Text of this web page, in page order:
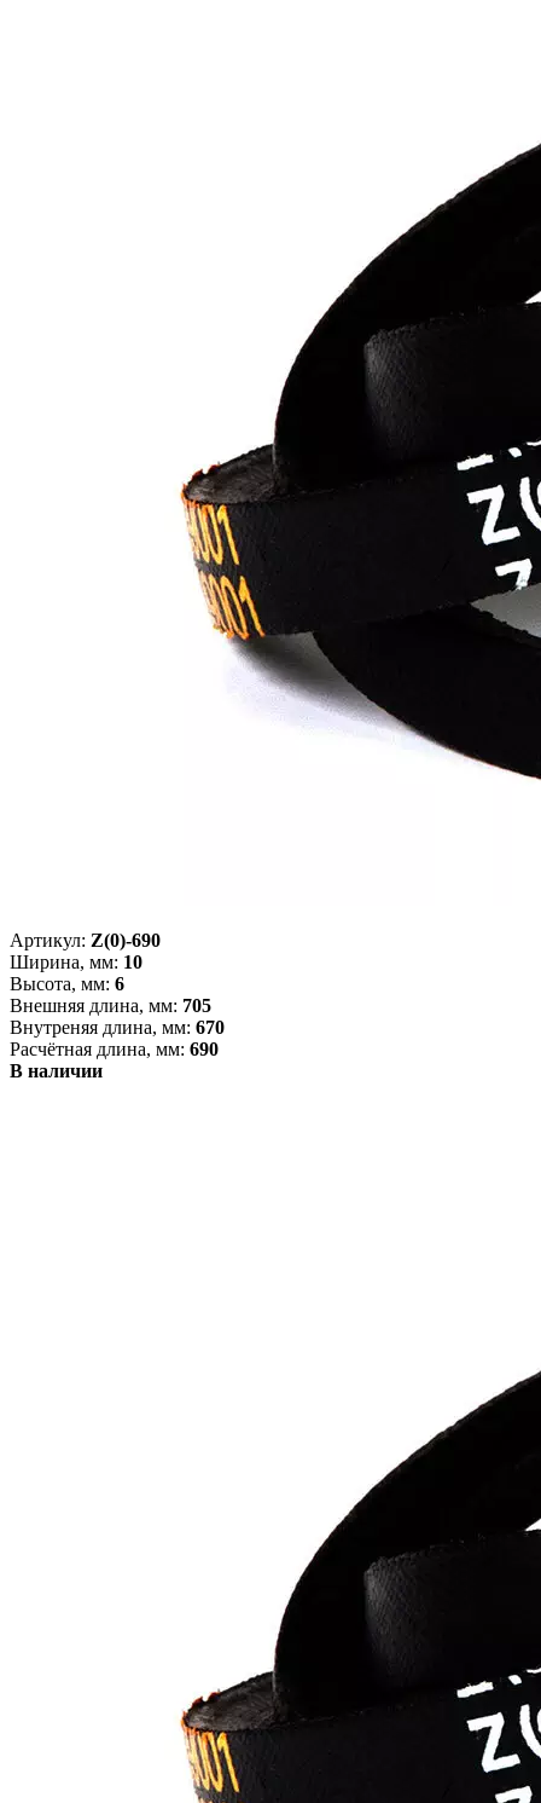
Артикул: Z(0)-690
Ширина, мм: 10
Высота, мм: 6
Внешняя длина, мм: 705
Внутреняя длина, мм: 670
Расчётная длина, мм: 690
В наличии